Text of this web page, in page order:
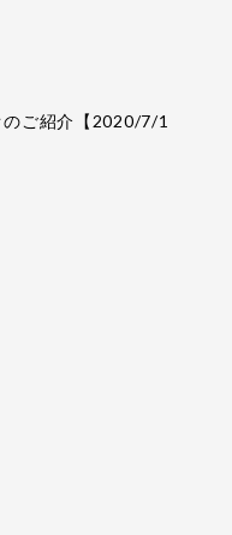
ご紹介【2020/7/1